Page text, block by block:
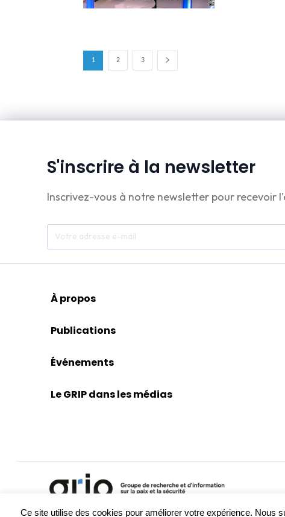
1 2 3
S'inscrire à la newsletter
Inscrivez-vous à notre newsletter pour recevoir
À propos
Publications
Événements
Le GRIP dans les médias
Ce site utilise des cookies pour améliorer votre expérience. Nous